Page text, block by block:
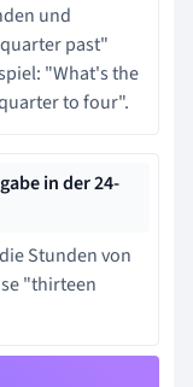
und
past"
"What's the
to four".
in der 24-
Stunden von
"thirteen